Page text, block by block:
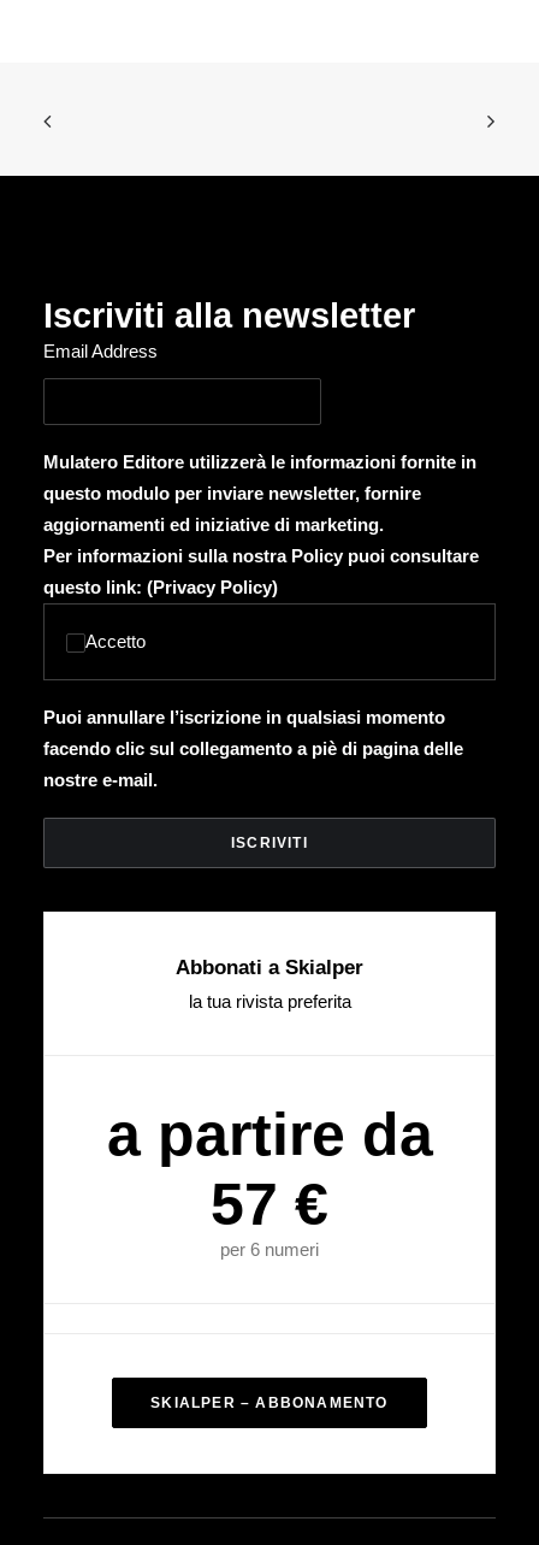
Iscriviti alla newsletter
Email Address
Mulatero Editore utilizzerà le informazioni fornite in
questo modulo per inviare newsletter, fornire
aggiornamenti ed iniziative di marketing.
Per informazioni sulla nostra Policy puoi consultare
questo link: (Privacy Policy)
Accetto
Puoi annullare l’iscrizione in qualsiasi momento
facendo clic sul collegamento a piè di pagina delle
nostre e-mail.
Abbonati a Skialper
la tua rivista preferita
a partire da
57 €
per 6 numeri
SKIALPER – ABBONAMENTO